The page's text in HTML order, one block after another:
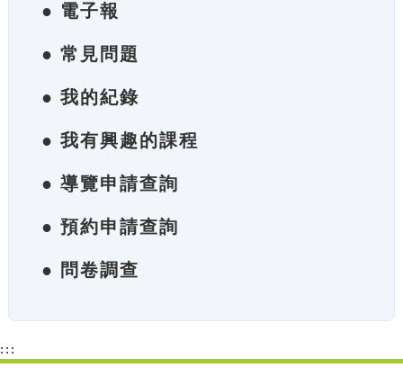
● 電子報
● 常見問題
● 我的紀錄
● 我有興趣的課程
● 導覽申請查詢
● 預約申請查詢
● 問卷調查
:::